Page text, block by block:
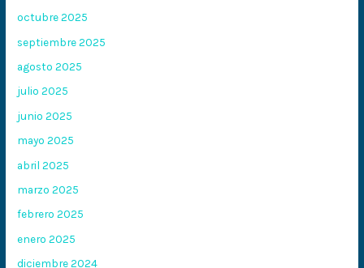
octubre 2025
septiembre 2025
agosto 2025
julio 2025
junio 2025
mayo 2025
abril 2025
marzo 2025
febrero 2025
enero 2025
diciembre 2024